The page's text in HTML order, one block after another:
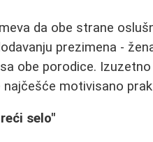
da obe strane
prezimena -
obe porodice.
motivisano
selo"